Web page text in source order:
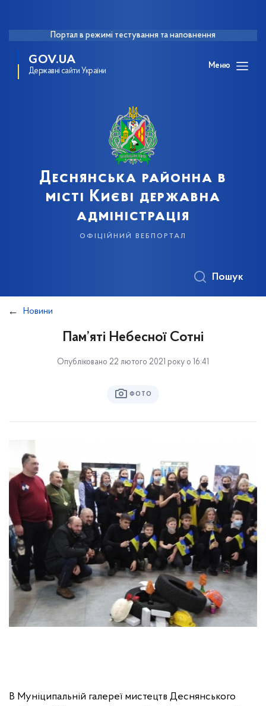
Портал в режимі тестування та наповнення
GOV.UA
Державні сайти України
Меню
Деснянська районна в
місті Києві державна
адміністрація
офіційний вебпортал
Пошук
Новини
Пам’яті Небесної Сотні
Опубліковано 22 лютого 2021 року о 16:41
ФОТО
В Муніципальній галереї мистецтв Деснянського